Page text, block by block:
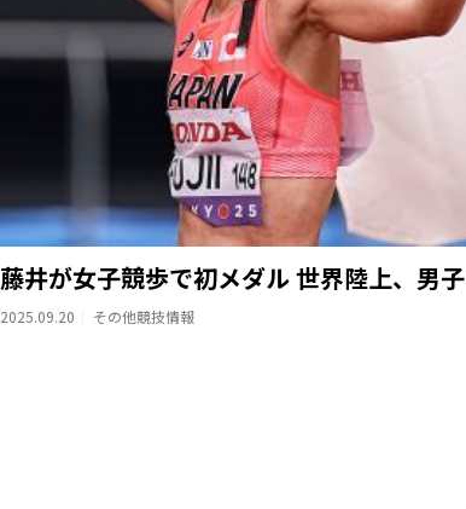
藤井が女子競歩で初メダル 世界陸上、男
2025.09.20 その他競技情報